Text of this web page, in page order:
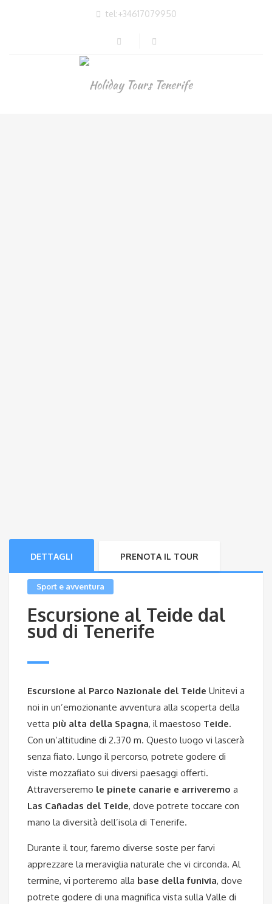
tel:+34617079950
DETTAGLI PRENOTA IL TOUR
Sport e avventura
Escursione al Teide dal
sud di Tenerife
Escursione al Parco Nazionale del Teide Unitevi a
noi in un’emozionante avventura alla scoperta della
vetta più alta della Spagna, il maestoso Teide.
Con un’altitudine di 2.370 m. Questo luogo vi lascerà
senza fiato. Lungo il percorso, potrete godere di
viste mozzafiato sui diversi paesaggi offerti.
Attraverseremo le pinete canarie e arriveremo a
Las Cañadas del Teide, dove potrete toccare con
mano la diversità dell’isola di Tenerife.
Durante il tour, faremo diverse soste per farvi
apprezzare la meraviglia naturale che vi circonda. Al
termine, vi porteremo alla base della funivia, dove
potrete godere di una magnifica vista sulla Valle di